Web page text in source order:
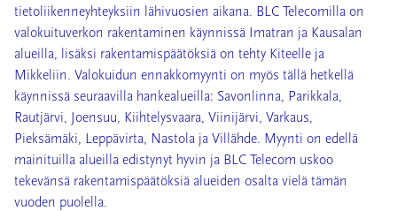
tietoliikenneyhteyksiin lähivuosien aikana. BLC Telecomilla on
valokuituverkon rakentaminen käynnissä Imatran ja Kausalan
alueilla, lisäksi rakentamispäätöksiä on tehty Kiteelle ja
Mikkeliin. Valokuidun ennakkomyynti on myös tällä hetkellä
käynnissä seuraavilla hankealueilla: Savonlinna, Parikkala,
Rautjärvi, Joensuu, Kiihtelysvaara, Viinijärvi, Varkaus,
Pieksämäki, Leppävirta, Nastola ja Villähde. Myynti on edellä
mainituilla alueilla edistynyt hyvin ja BLC Telecom uskoo
tekevänsä rakentamispäätöksiä alueiden osalta vielä tämän
vuoden puolella.